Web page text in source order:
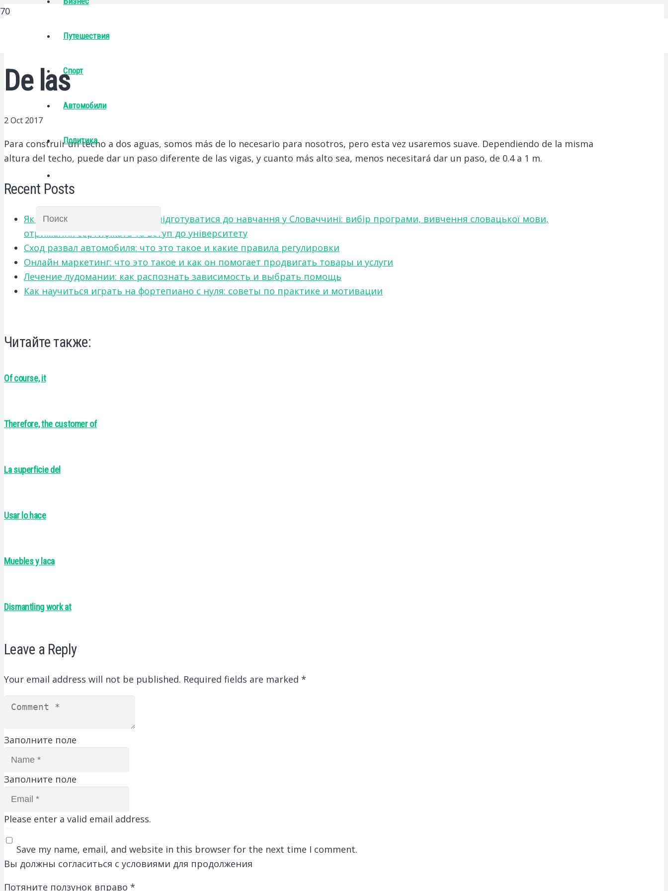
Путешествия
Спорт
Автомобили
Политика
De las
2 Oct 2017
Para construir un techo a dos aguas, somos más de lo necesario para nosotros, pero esta vez usaremos suave. Dependiendo de la misma
altura del techo, puede dar un paso diferente de las vigas, y cuanto más alto sea, menos necesitará dar un paso, de 0.4 a 1 m.
Recent Posts
Як українським абітурієнтам підготуватися до навчання у Словаччині: вибір програми, вивчення словацької мови,
отримання сертифіката та вступ до університету
Сход развал автомобиля: что это такое и какие правила регулировки
Онлайн маркетинг: что это такое и как он помогает продвигать товары и услуги
Лечение лудомании: как распознать зависимость и выбрать помощь
Как научиться играть на фортепиано с нуля: советы по практике и мотивации
Читайте также:
Of course, it
Therefore, the customer of
La superficie del
Usar lo hace
Muebles y laca
Dismantling work at
Leave a Reply
Your email address will not be published. Required fields are marked *
Заполните поле
Заполните поле
Please enter a valid email address.
Save my name, email, and website in this browser for the next time I comment.
Вы должны согласиться с условиями для продолжения
Потяните ползунок вправо *